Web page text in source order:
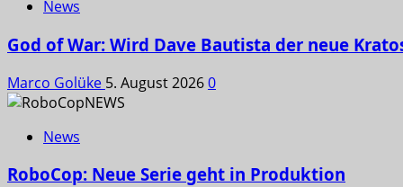
News
God of War: Wird Dave Bautista der neue
Marco Golüke 5. August 20260
News
RoboCop: Neue Serie geht in Produktion